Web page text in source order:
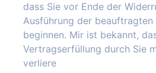
dass Sie vor Ende der
Ausführung der beauftragten
beginnen. Mir ist bekannt,
Vertragserfüllung durch Sie
verliere